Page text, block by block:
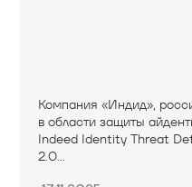
Компания «Индид»,
в области защиты
Indeed Identity Threat
2.0...